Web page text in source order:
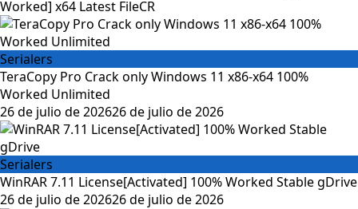
Worked] x64 Latest FileCR
Serialers
TeraCopy Pro Crack only Windows 11 x86-x64 100%
Worked Unlimited
26 de julio de 202626 de julio de 2026
Serialers
WinRAR 7.11 License[Activated] 100% Worked Stable gDrive
26 de julio de 202626 de julio de 2026